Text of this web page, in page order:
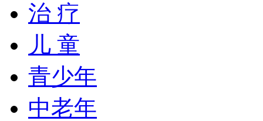
治 疗
儿 童
青少年
中老年